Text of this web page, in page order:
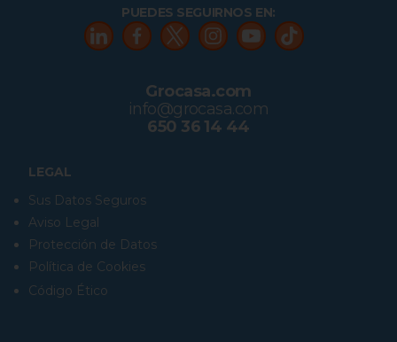
LEGAL
Sus Datos Seguros
Aviso Legal
Protección de Datos
Política de Cookies
Código Ético
PUEDES SEGUIRNOS EN:
Grocasa.com
info@grocasa.com
650 36 14 44